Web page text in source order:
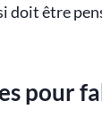
doit être
pour